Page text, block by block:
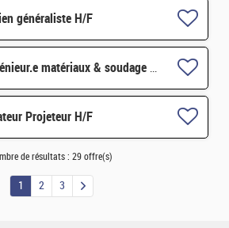
généraliste H/F
CDD 12 mois - Ingénieur.e matériaux & soudage H/F
Projeteur H/F
de résultats : 29 offre(s)
1 2 3